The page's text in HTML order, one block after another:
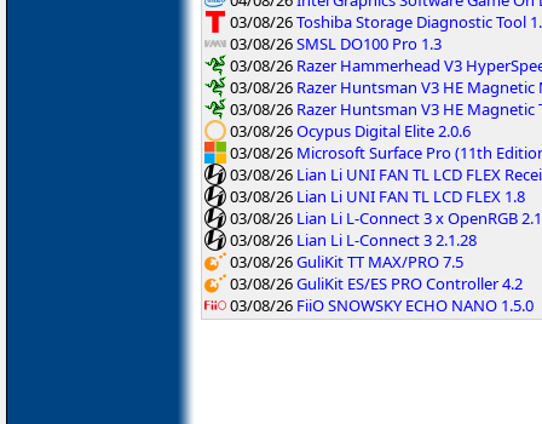
03/08/26Toshiba Storage Diagnostic Tool
03/08/26SMSL DO100 Pro 1.3
03/08/26 Razer Hammerhead V3
03/08/26 Razer Huntsman V3 HE Magnetic
03/08/26 Razer Huntsman V3 HE Magnetic
03/08/26Ocypus Digital Elite 2.0.6
03/08/26 Microsoft Surface Pro (11th
03/08/26 Lian Li UNI FAN TL LCD FLEX
03/08/26 Lian Li UNI FAN TL LCD FLEX 1.8
03/08/26 Lian Li L-Connect 3 x OpenRGB
03/08/26 Lian Li L-Connect 3 2.1.28
03/08/26GuliKit TT MAX/PRO 7.5
03/08/26GuliKit ES/ES PRO Controller 4.2
03/08/26 FiiO SNOWSKY ECHO NANO 1.5.0